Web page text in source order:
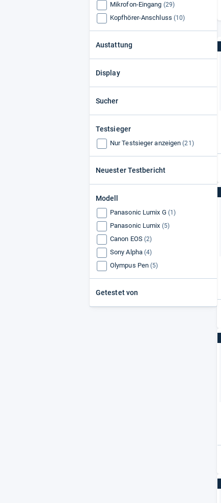
Mikrofon-Eingang (29)
Kopfhörer-Anschluss (10)
Austattung
Display
Sucher
Testsieger
Nur Testsieger anzeigen (21)
Neuester Testbericht
Modell
Panasonic Lumix G (1)
Panasonic Lumix (5)
Canon EOS (2)
Sony Alpha (4)
Olympus Pen (5)
Getestet von